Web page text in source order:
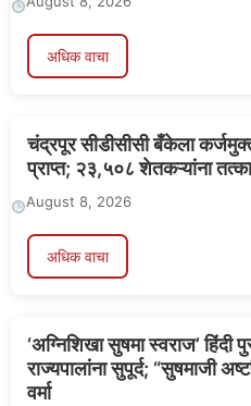
अधिक वाचा
चंद्रपूर सीडीसीसी बँकेला
प्राप्त; २३,५०८ शेतकऱ्यांना
August 8, 2026
अधिक वाचा
‘अग्निशिखा सुषमा स्वराज’ हिंदी
राज्यपालांना सुपूर्द; “सुषमाजी
वर्मा